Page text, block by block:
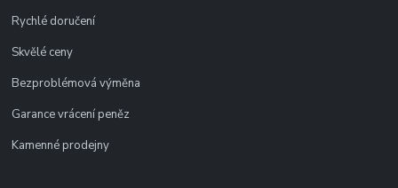
Rychlé doručení
Skvělé ceny
Bezproblémová výměna
Garance vrácení peněz
Kamenné prodejny